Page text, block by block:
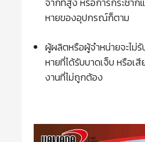
หายของอุปกรณ์ก็ตาม
ผู้ผลิตหรือผู้จำหน่ายจะไม่
หายที่ได้รับบาดเจ็บ หรือเ
งานที่ไม่ถูกต้อง